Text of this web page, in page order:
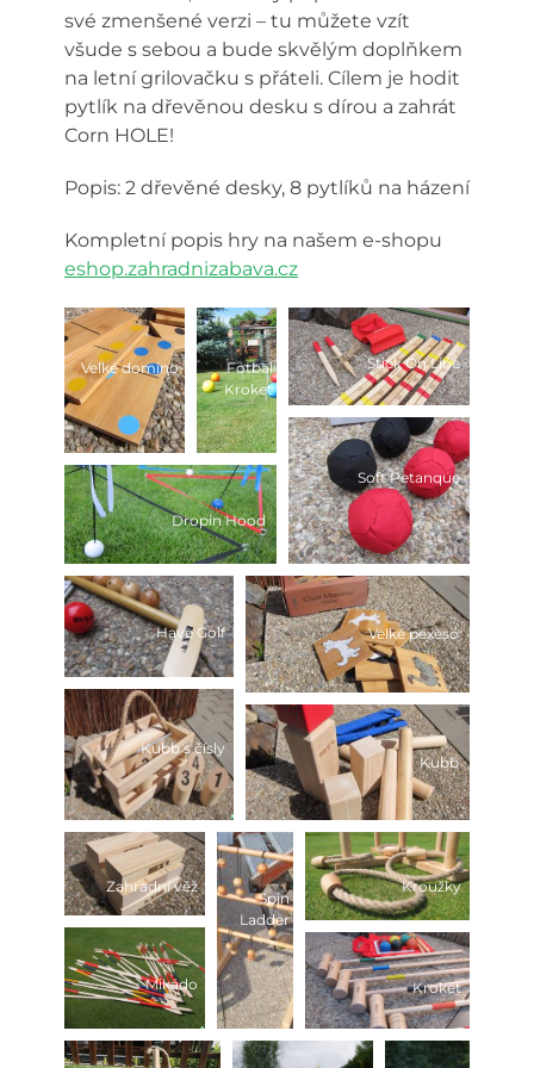
své zmenšené verzi – tu můžete vzít
všude s sebou a bude skvělým doplňkem
na letní grilovačku s přáteli. Cílem je hodit
pytlík na dřevěnou desku s dírou a zahrát
Corn HOLE!
Popis: 2 dřevěné desky, 8 pytlíků na házení
Kompletní popis hry na našem e-shopu
eshop.zahradnizabava.cz
Velké domino
Fotbal
Kroket
Stick On Line
Soft Petanque
Dropin Hood
Have Golf Velké pexeso
Kubb s čísly
Kubb
Zahradní věž
Spin
Ladder
Kroužky
Mikádo Kroket